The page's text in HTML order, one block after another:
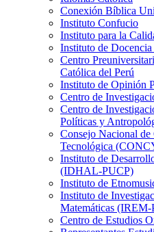
Conexión Bíblica
Instituto Confucio
Instituto para la
Instituto de
Centro
Católica del Perú
Instituto de Opinión
Centro de
Centro de
Políticas y
Consejo Nacional
Tecnológica
Instituto de
(IDHAL-PUCP)
Instituto de
Instituto de
Matemáticas (IREM-
Centro de Estudios